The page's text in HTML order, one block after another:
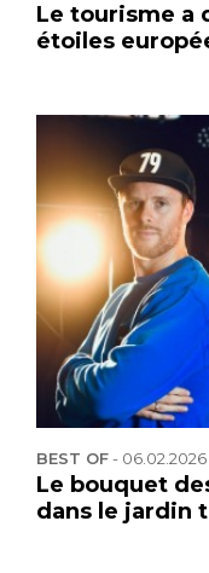
Le tourisme a
étoiles
BEST OF- 06.02.2026
Le bouquet
dans le jardin